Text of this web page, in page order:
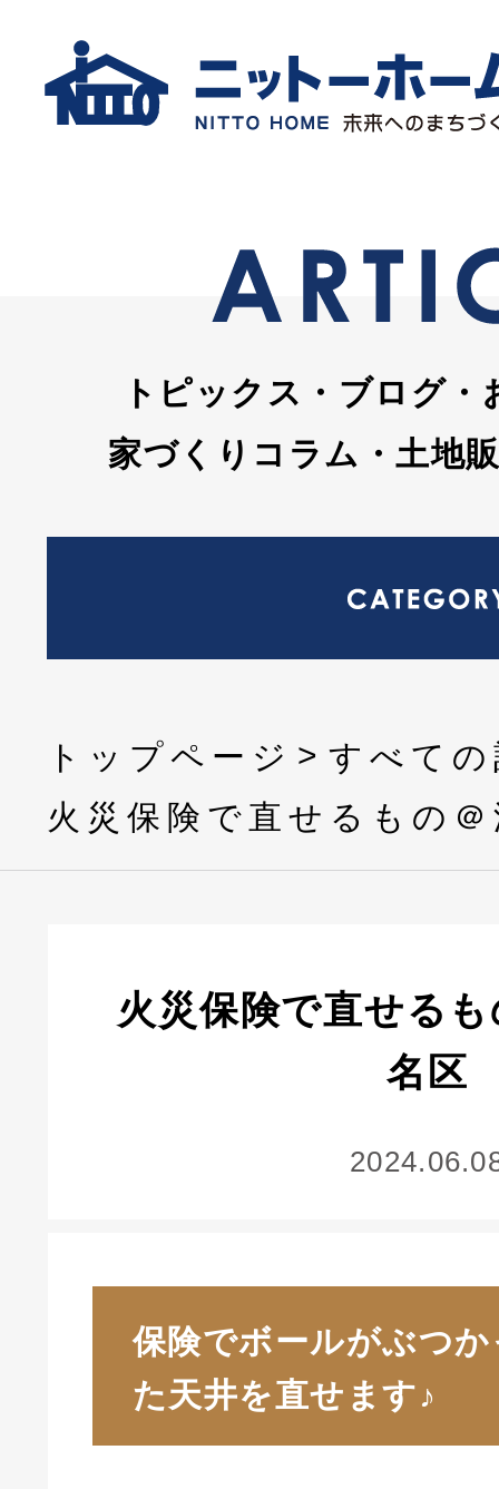
トピックス・ブログ・
家づくりコラム・土地
トップページ
すべて
火災保険で直せるもの
火災保険で直せる
名区
保険でボールがぶつ
た天井を直せます♪